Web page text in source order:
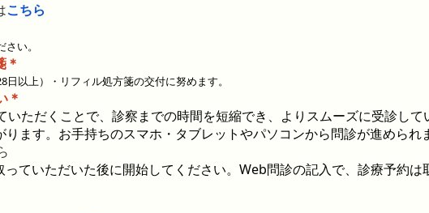
こちら
い。
＊
以上）・リフィル処方箋の交付に努めます。
＊
いただくことで、診察までの時間を短縮でき、よりスムーズに受診して
ます。お手持ちのスマホ・タブレットやパソコンから問診が進められ
っていただいた後に開始してください。 Web問診の記入で、診療予約は